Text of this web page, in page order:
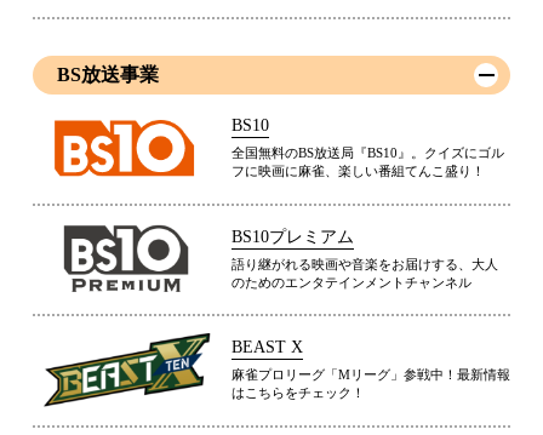
BS放送事業
BS10
全国無料のBS放送局『BS10』。クイズにゴル
フに映画に麻雀、楽しい番組てんこ盛り！
BS10プレミアム
語り継がれる映画や音楽をお届けする、大人
のためのエンタテインメントチャンネル
BEAST X
麻雀プロリーグ「Mリーグ」参戦中！最新情報
はこちらをチェック！